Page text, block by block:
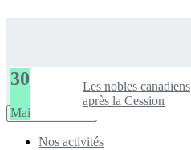
30
Mai
Les nobles canadiens
après la Cession
Toggle
navigation
Navigation Menu
Nos activités